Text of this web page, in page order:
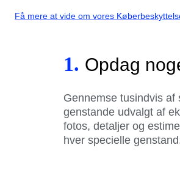
Få mere at vide om vores
1. Opdag
Gennemse tusindvis af
genstande udvalgt af
fotos, detaljer og
hver specielle